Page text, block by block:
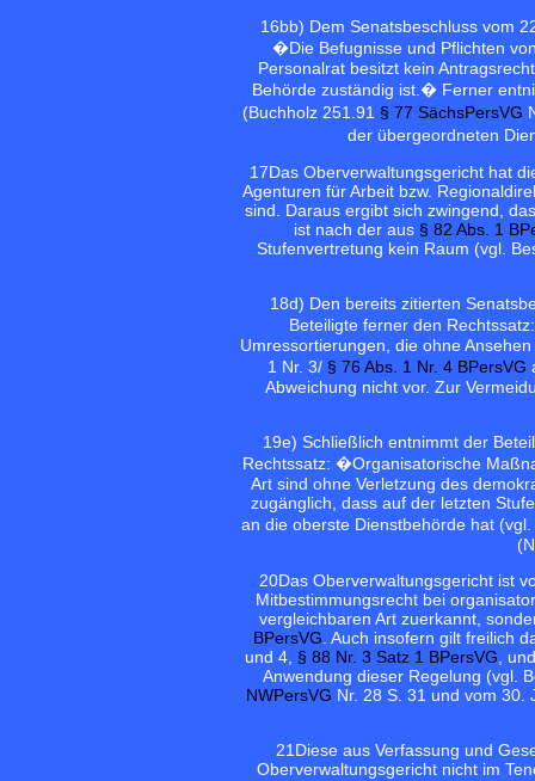
16bb) Dem Senatsbeschluss vom
�Die Befugnisse und Pflichten
Personalrat besitzt kein
Behörde zuständig ist.� Ferner
(Buchholz 251.91 § 77 SächsPersVG
der übergeordneten
17Das Oberverwaltungsgericht hat
Agenturen für Arbeit bzw.
sind. Daraus ergibt sich zwingend,
ist nach der aus § 82 Abs. 1
Stufenvertretung kein Raum (vgl.
18d) Den bereits zitierten
Beteiligte ferner den
Umressortierungen, die ohne
1 Nr. 3/ § 76 Abs. 1 Nr. 4 BPersVG
Abweichung nicht vor. Zur
19e) Schließlich entnimmt der
Rechtssatz: �Organisatorische
Art sind ohne Verletzung des
zugänglich, dass auf der letzten
an die oberste Dienstbehörde hat
20Das Oberverwaltungsgericht ist
Mitbestimmungsrecht bei
vergleichbaren Art zuerkannt,
BPersVG. Auch insofern gilt freilich
und 4, § 88 Nr. 3 Satz 1 BPersVG,
Anwendung dieser Regelung (vgl.
NWPersVG Nr. 28 S. 31 und vom 30.
21Diese aus Verfassung und
Oberverwaltungsgericht nicht im